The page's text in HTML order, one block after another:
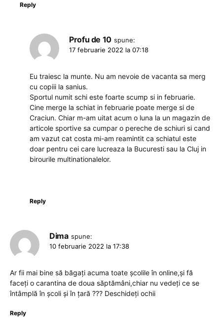
Reply
Profu de 10 spune:
17 februarie 2022 la 07:18
Eu traiesc la munte. Nu am nevoie de vacanta sa merg
cu copiii la sanius.
Sportul numit schi este foarte scump si in februarie.
Cine merge la schiat in februarie poate merge si de
Craciun. Chiar m-am uitat acum o luna la un magazin de
articole sportive sa cumpar o pereche de schiuri si cand
am vazut cat costa mi-am reamintit ca schiatul este
doar pentru cei care lucreaza la Bucuresti sau la Cluj in
birourile multinationalelor.
Reply
Dima spune:
10 februarie 2022 la 17:38
Ar fii mai bine să băgați acuma toate școlile în online,și fă
faceți o carantina de doua săptămâni,chiar nu vedeți ce se
întâmplă în școli și în țară ??? Deschideți ochii
Reply